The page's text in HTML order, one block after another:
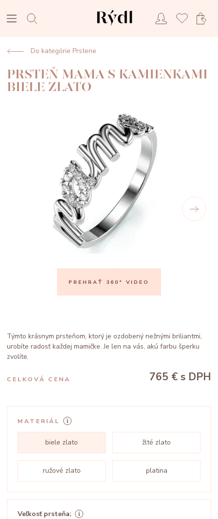
Do kategórie Prstene
PRSTEŇ MAMA S KAMIENKAMI
BIELE ZLATO
PREHRAŤ 360° VIDEO
Týmto krásnym prsteňom, ktorý je ozdobený nežnými briliantmi,
urobíte radosť každej mamičke. Je len na vás, akú farbu šperku
zvolíte.
CELKOVÁ CENA 765 € s DPH
MATERIÁL
biele zlato žlté zlato
ružové zlato platina
Veľkosť prsteňa: